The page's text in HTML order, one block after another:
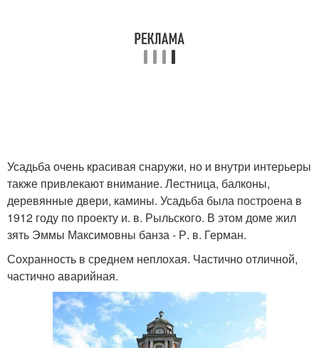
Усадьба очень красивая снаружи, но и внутри интерьеры
также привлекают внимание. Лестница, балконы,
деревянные двери, камины. Усадьба была построена в
1912 году по проекту и. в. Рыльского. В этом доме жил
зять Эммы Максимовны банза - Р. в. Герман.
Сохранность в среднем неплохая. Частично отличной,
частично аварийная.